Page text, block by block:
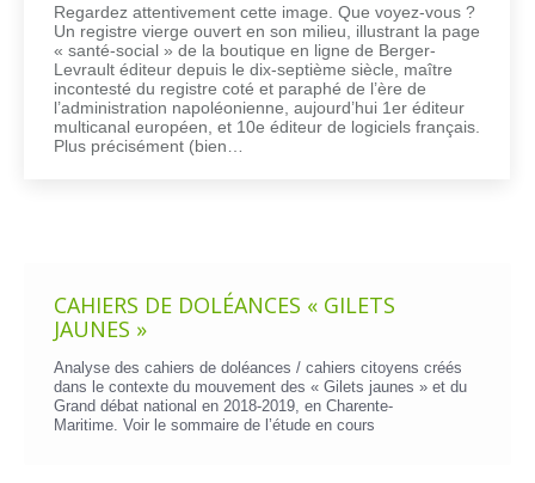
Regardez attentivement cette image. Que voyez-vous ?
Un registre vierge ouvert en son milieu, illustrant la page
« santé-social » de la boutique en ligne de Berger-
Levrault éditeur depuis le dix-septième siècle, maître
incontesté du registre coté et paraphé de l’ère de
l’administration napoléonienne, aujourd’hui 1er éditeur
multicanal européen, et 10e éditeur de logiciels français.
Plus précisément (bien…
CAHIERS DE DOLÉANCES « GILETS
JAUNES »
Analyse des cahiers de doléances / cahiers citoyens créés
dans le contexte du mouvement des « Gilets jaunes » et du
Grand débat national en 2018-2019, en Charente-
Maritime. Voir le sommaire de l’étude en cours